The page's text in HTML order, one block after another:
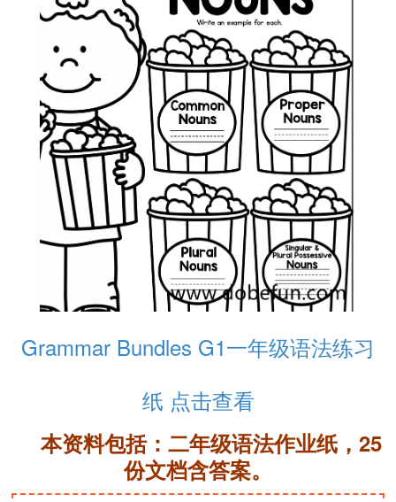
Grammar Bundles G1一年级语法练习
纸 点击查看
本资料包括：二年级语法作业纸，25
份文档含答案。